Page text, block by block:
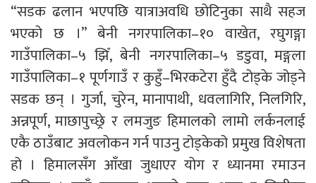
“सडक ढलान भएपछि यात्राअवधि छोटिनुका साथै सहज
भएको छ ।” बेनी नगरपालिका–१० वाखेत, रघुगङ्गा
गाउँपालिका–५ झिँ, बेनी नगरपालिका–५ डडुवा, मङ्गला
गाउँपालिका–१ पूर्णगाउँ र कुहुँ–भिरकटेरा हुँदै टोड्के जोड्ने
सडक छन् । गुर्जा, चुरेन, मानापाथी, धवलागिरि, निलगिरि,
अन्नपूर्ण, माछापुच्छ्रे र लमजुङ हिमालको लामो लर्कनलाई
एकै ठाउँबाट अवलोकन गर्न पाउनु टोड्केको प्रमुख विशेषता
हो । हिमालसँग आँखा जुधाएर योग र ध्यानमा रमाउन